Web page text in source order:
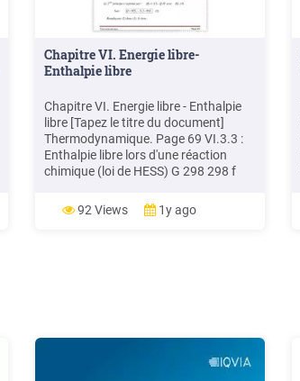
Chapitre VI. Energie libre-
Enthalpie libre
Chapitre VI. Energie libre - Enthalpie
libre [Tapez le titre du document]
Thermodynamique. Page 69 VI.3.3 :
Enthalpie libre lors d'une réaction
chimique (loi de HESS) G 298 298 f
simple G f 0. VI.3.4 : L'enthalpie lors
d'une réaction à température T
92 Views 1y ago